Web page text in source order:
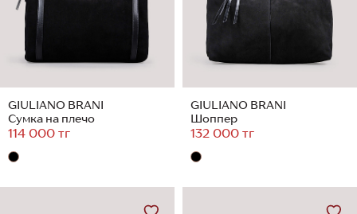
GIULIANO BRANI
Сумка на плечо
114 000 тг
GIULIANO BRANI
Шоппер
132 000 тг